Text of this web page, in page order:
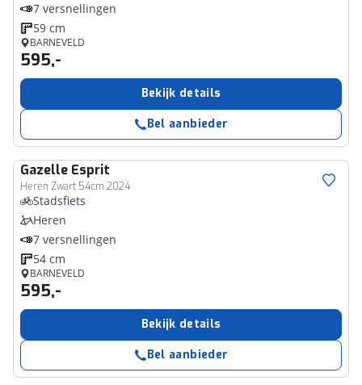
7 versnellingen
59 cm
BARNEVELD
595,-
Bekijk details
Bel aanbieder
Gazelle Esprit
Heren Zwart 54cm 2024
Stadsfiets
Heren
7 versnellingen
54 cm
BARNEVELD
595,-
Bekijk details
Bel aanbieder